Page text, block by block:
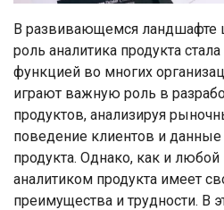
В развивающемся ландшафте
роль аналитика продукта
функцией во многих
играют важную роль в
продуктов, анализируя
поведение клиентов и
продукта. Однако, как и
аналитиком продукта имеет
преимущества и трудности. В